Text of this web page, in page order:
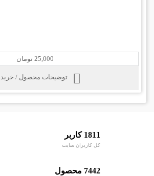
25,000 تومان
توضیحات محصول / خرید
1811 کاربر
کل کاربران سایت
7442 محصول